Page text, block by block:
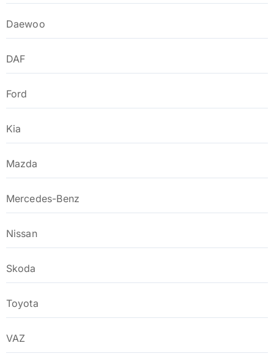
Daewoo
DAF
Ford
Kia
Mazda
Mercedes-Benz
Nissan
Skoda
Toyota
VAZ